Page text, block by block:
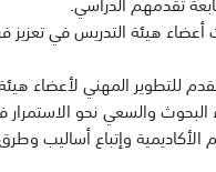
هيئة التدريس في تعزيز
للتطوير المهني لأعضاء
والسعي نحو
وإتباع أساليب